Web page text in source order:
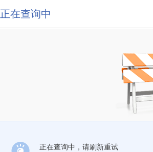
正在查询中
正在查询中，请刷新重试